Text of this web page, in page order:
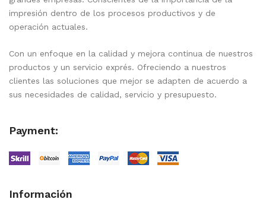
impresión dentro de los procesos productivos y de
operación actuales.
Con un enfoque en la calidad y mejora continua de nuestros
productos y un servicio exprés. Ofreciendo a nuestros
clientes las soluciones que mejor se adapten de acuerdo a
sus necesidades de calidad, servicio y presupuesto.
Payment:
Información